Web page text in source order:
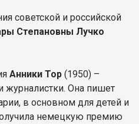
советской и российской
Степановны Лучко
Анники Тор (1950) –
журналистки. Она пишет
в основном для детей и
немецкую премию